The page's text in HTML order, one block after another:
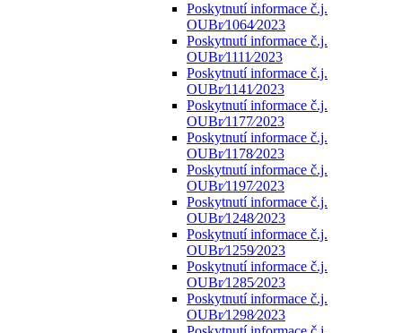
Poskytnutí informace č.j.
OUBr⁄1064⁄2023
Poskytnutí informace č.j.
OUBr⁄1111⁄2023
Poskytnutí informace č.j.
OUBr⁄1141⁄2023
Poskytnutí informace č.j.
OUBr⁄1177⁄2023
Poskytnutí informace č.j.
OUBr⁄1178⁄2023
Poskytnutí informace č.j.
OUBr⁄1197⁄2023
Poskytnutí informace č.j.
OUBr⁄1248⁄2023
Poskytnutí informace č.j.
OUBr⁄1259⁄2023
Poskytnutí informace č.j.
OUBr⁄1285⁄2023
Poskytnutí informace č.j.
OUBr⁄1298⁄2023